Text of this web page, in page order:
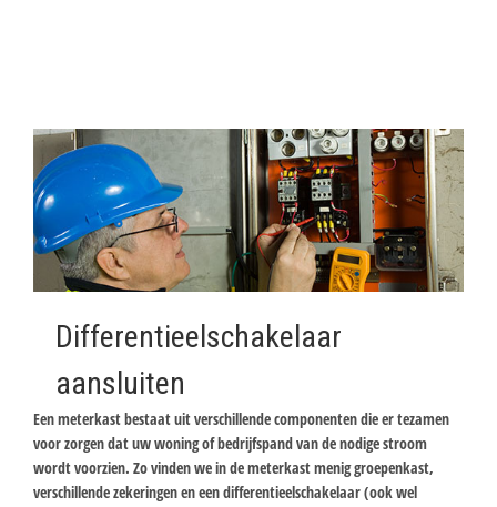
Differentieelschakelaar
aansluiten
Een meterkast bestaat uit verschillende componenten die er tezamen
voor zorgen dat uw woning of bedrijfspand van de nodige stroom
wordt voorzien. Zo vinden we in de meterkast menig groepenkast,
verschillende zekeringen en een differentieelschakelaar (ook wel